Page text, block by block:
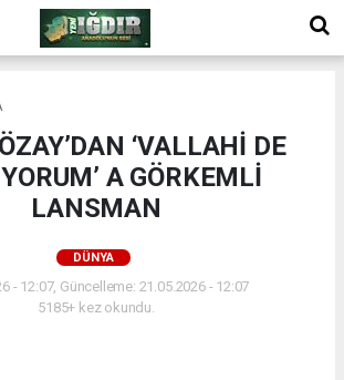
‘VALLAHİ DE
A GÖRKEMLİ
LANSMAN
DÜNYA
- 12:07, Güncelleme: 21.05.2026 - 12:07
5185+ kez okundu.